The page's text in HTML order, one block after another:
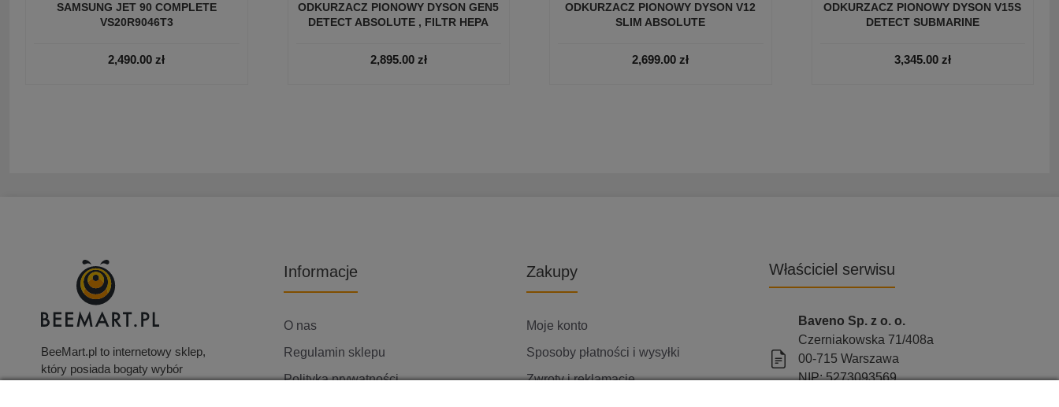
SAMSUNG JET 90 COMPLETE
VS20R9046T3
2,490.00zł
ODKURZACZ PIONOWY DYSON GEN5
DETECT ABSOLUTE , FILTR HEPA
2,895.00 zł
ODKURZACZ PIONOWY DYSON V12
SLIM ABSOLUTE
2,699.00zł
ODKURZACZ PIONOWY DYSON V15S
DETECT SUBMARINE
3,345.00 zł
BeeMart.pl to internetowy sklep,
który posiada bogaty wybór
Informacje
O nas
Regulamin sklepu
Polityka prywatności
Zakupy
Moje konto
Sposoby płatności i wysyłki
Zwroty i reklamacje
Właściciel serwisu
Baveno Sp. z o. o.
Czerniakowska 71/408a
00-715 Warszawa
NIP: 5273093569